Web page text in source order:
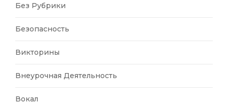
Без Рубрики
Безопасность
Викторины
Внеурочная Деятельность
Вокал